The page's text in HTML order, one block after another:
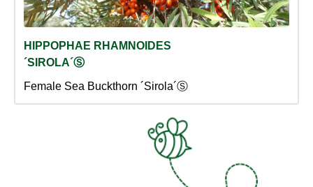
HIPPOPHAE RHAMNOIDES
´SIROLA´Ⓢ
Female Sea Buckthorn ´Sirola´Ⓢ